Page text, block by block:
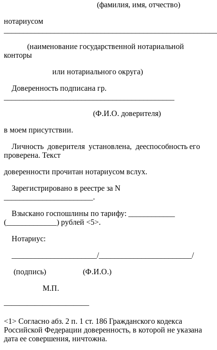
(фамилия, имя, отчество)
нотариусом
(наименование государственной нотариальной
конторы
или нотариального округа)
Доверенность подписана гр.
(Ф.И.О. доверителя)
в моем присутствии.
Личность доверителя установлена, дееспособность его
проверена. Текст
доверенности прочитан нотариусом вслух.
Зарегистрировано в реестре за N
_______________________.
Взыскано госпошлины по тарифу: ____________
(_____________) рублей <5>.
Нотариус:
______________________/________________________/
(подпись)
(Ф.И.О.)
М.П.
———————————
<1> Согласно абз. 2 п. 1 ст. 186 Гражданского кодекса
Российской Федерации доверенность, в которой не указана
дата ее совершения, ничтожна.